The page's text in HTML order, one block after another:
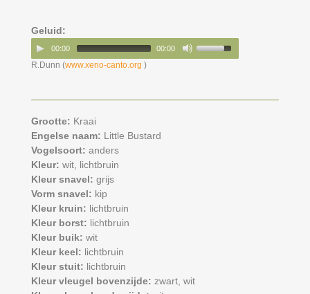
Geluid:
00:00 00:00
R.Dunn (www.xeno-canto.org )
Grootte: Kraai
Engelse naam: Little Bustard
Vogelsoort: anders
Kleur: wit, lichtbruin
Kleur snavel: grijs
Vorm snavel: kip
Kleur kruin: lichtbruin
Kleur borst: lichtbruin
Kleur buik: wit
Kleur keel: lichtbruin
Kleur stuit: lichtbruin
Kleur vleugel bovenzijde: zwart, wit